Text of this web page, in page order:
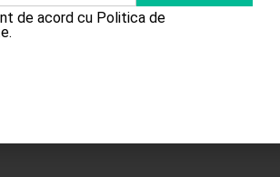
de acord cu Politica de